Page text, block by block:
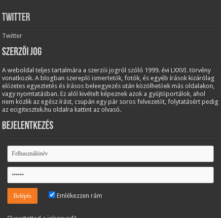
Twitter
Twitter
Szerzői jog
A weboldal teljes tartalmára a szerzői jogról szóló 1999. évi LXXVI. törvény
vonatkozik. A blogban szereplő ismertetők, fotók, és egyéb írások kizárólag
előzetes egyeztetés és írásos beleegyezés után közölhetőek más oldalakon,
vagy nyomtatásban. Ez alól kivételt képeznek azok a gyűjtőportálok, ahol
nem közlik az egész írást, csupán egy pár soros felvezetőt, folytatásért pedig
az ecigitesztek.hu oldalra kattint az olvasó.
Bejelentkezés
Emlékezzen rám